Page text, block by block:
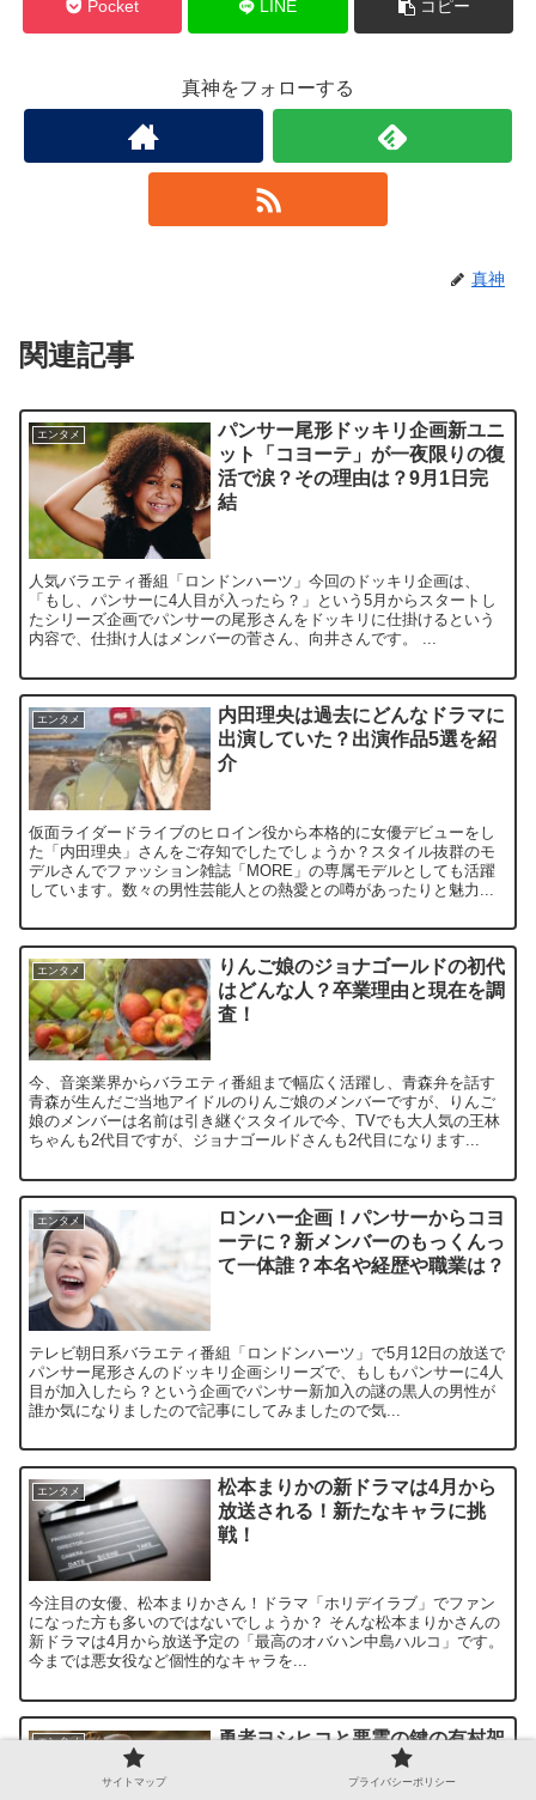
Pocket LINE コピー
真神をフォローする
真神
関連記事
エンタメ
パンサー尾形ドッキリ企画新ユニ
ット「コヨーテ」が一夜限りの復
活で涙？その理由は？9月1日完
結
人気バラエティ番組「ロンドンハーツ」今回のドッキリ企画は、
「もし、パンサーに4人目が入ったら？」という5月からスタートし
たシリーズ企画でパンサーの尾形さんをドッキリに仕掛けるという
内容で、仕掛け人はメンバーの菅さん、向井さんです。 ...
エンタメ
内田理央は過去にどんなドラマに
出演していた？出演作品5選を紹
介
仮面ライダードライブのヒロイン役から本格的に女優デビューをし
た「内田理央」さんをご存知でしたでしょうか？スタイル抜群のモ
デルさんでファッション雑誌「MORE」の専属モデルとしても活躍
しています。数々の男性芸能人との熱愛との噂があったりと魅力...
エンタメ
りんご娘のジョナゴールドの初代
はどんな人？卒業理由と現在を調
査！
今、音楽業界からバラエティ番組まで幅広く活躍し、青森弁を話す
青森が生んだご当地アイドルのりんご娘のメンバーですが、りんご
娘のメンバーは名前は引き継ぐスタイルで今、TVでも大人気の王林
ちゃんも2代目ですが、ジョナゴールドさんも2代目になります...
エンタメ
ロンハー企画！パンサーからコヨ
ーテに？新メンバーのもっくんっ
て一体誰？本名や経歴や職業は？
テレビ朝日系バラエティ番組「ロンドンハーツ」で5月12日の放送で
パンサー尾形さんのドッキリ企画シリーズで、もしもパンサーに4人
目が加入したら？という企画でパンサー新加入の謎の黒人の男性が
誰か気になりましたので記事にしてみましたので気...
エンタメ
松本まりかの新ドラマは4月から
放送される！新たなキャラに挑
戦！
今注目の女優、松本まりかさん！ドラマ「ホリデイラブ」でファン
になった方も多いのではないでしょうか？ そんな松本まりかさんの
新ドラマは4月から放送予定の「最高のオバハン中島ハルコ」です。
今までは悪女役など個性的なキャラを...
エンタメ
勇者ヨシヒコと悪霊の鍵の有村架
純が可愛い！登場するのは第何
サイトマップ プライバシーポリシー